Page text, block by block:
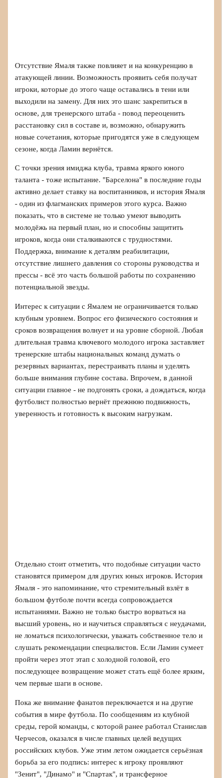
Отсутствие Ямаля также повлияет и на конкуренцию в
атакующей линии. Возможность проявить себя получат
игроки, которые до этого чаще оставались в тени или
выходили на замену. Для них это шанс закрепиться в
основе, для тренерского штаба - повод переоценить
расстановку сил в составе и, возможно, обнаружить
новые сочетания, которые пригодятся уже в следующем
сезоне, когда Ламин вернётся.
С точки зрения имиджа клуба, травма яркого юного
таланта - тоже испытание. "Барселона" в последние годы
активно делает ставку на воспитанников, и история Ямаля
- один из флагманских примеров этого курса. Важно
показать, что в системе не только умеют выводить
молодёжь на первый план, но и способны защитить
игроков, когда они сталкиваются с трудностями.
Поддержка, внимание к деталям реабилитации,
отсутствие лишнего давления со стороны руководства и
прессы - всё это часть большой работы по сохранению
потенциальной звезды.
Интерес к ситуации с Ямалем не ограничивается только
клубным уровнем. Вопрос его физического состояния и
сроков возвращения волнует и на уровне сборной. Любая
длительная травма ключевого молодого игрока заставляет
тренерские штабы национальных команд думать о
резервных вариантах, перестраивать планы и уделять
больше внимания глубине состава. Впрочем, в данной
ситуации главное - не подгонять сроки, а дождаться, когда
футболист полностью вернёт прежнюю подвижность,
уверенность и готовность к высоким нагрузкам.
Отдельно стоит отметить, что подобные ситуации часто
становятся примером для других юных игроков. История
Ямаля - это напоминание, что стремительный взлёт в
большом футболе почти всегда сопровождается
испытаниями. Важно не только быстро ворваться на
высший уровень, но и научиться справляться с неудачами,
не ломаться психологически, уважать собственное тело и
слушать рекомендации специалистов. Если Ламин сумеет
пройти через этот этап с холодной головой, его
последующее возвращение может стать ещё более ярким,
чем первые шаги в основе.
Пока же внимание фанатов переключается и на другие
события в мире футбола. По сообщениям из клубной
среды, герой команды, с которой ранее работал Станислав
Черчесов, оказался в числе главных целей ведущих
российских клубов. Уже этим летом ожидается серьёзная
борьба за его подпись: интерес к игроку проявляют
"Зенит", "Динамо" и "Спартак", и трансферное